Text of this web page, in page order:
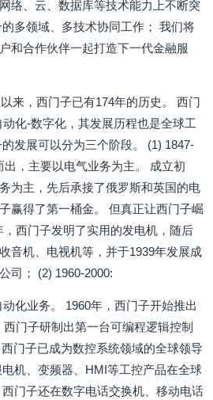
络、云、数据库等技术能力上不断突
多领域、多技术协同工作； 我们将
和合作伙伴一起打造下一代金融服
来，西门子已有174年的历史。 西门
化-数字化，其发展历程也是全球工
发展可以分为三个阶段。 (1) 1847-
出，主要以电气业务为主。 成立初
为主，先后承接了俄罗斯和英国的电
赢得了第一桶金。 但真正让西门子崛
西门子发明了实用的发电机，随后
音机、电视机等，并于1939年发展成
司； (2) 1960-2000:
化业务。 1960年，西门子开始推出
门子研制出第一台可编程逻辑控制
门子已成为数控系统领域的全球领导
机、变频器、HMI等工控产品在全球
门子还在数字电话交换机、移动电话